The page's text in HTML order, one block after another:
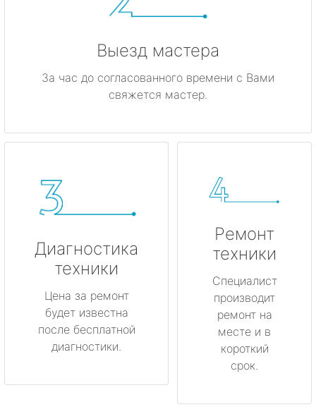
Выезд мастера
За час до согласованного времени с Вами
свяжется мастер.
Диагностика
техники
Цена за ремонт
будет известна
после бесплатной
диагностики.
Ремонт
техники
Специалист
производит
ремонт на
месте и в
короткий
срок.